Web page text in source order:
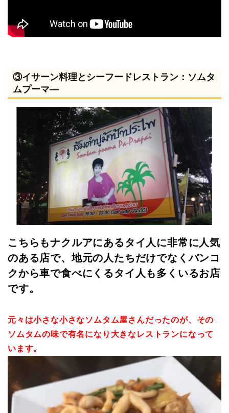
③イサーン料理とシーフードレストラン：ソムタ
ムプーマ―
こちらもナクルアにあるタイ人に非常に人気
のある店で、地元の人たちだけでなくバンコ
クから車で食べにくるタイ人も多くいるお店
です。
元々は小さな小さなソムタム屋さんだったのが、その
ソムタムの味で有名になり大きなレストランになって
います。